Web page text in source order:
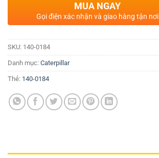
MUA NGAY
Gọi điện xác nhận và giao hàng tận nơi
SKU: 140-0184
Danh mục: Caterpillar
Thẻ: 140-0184